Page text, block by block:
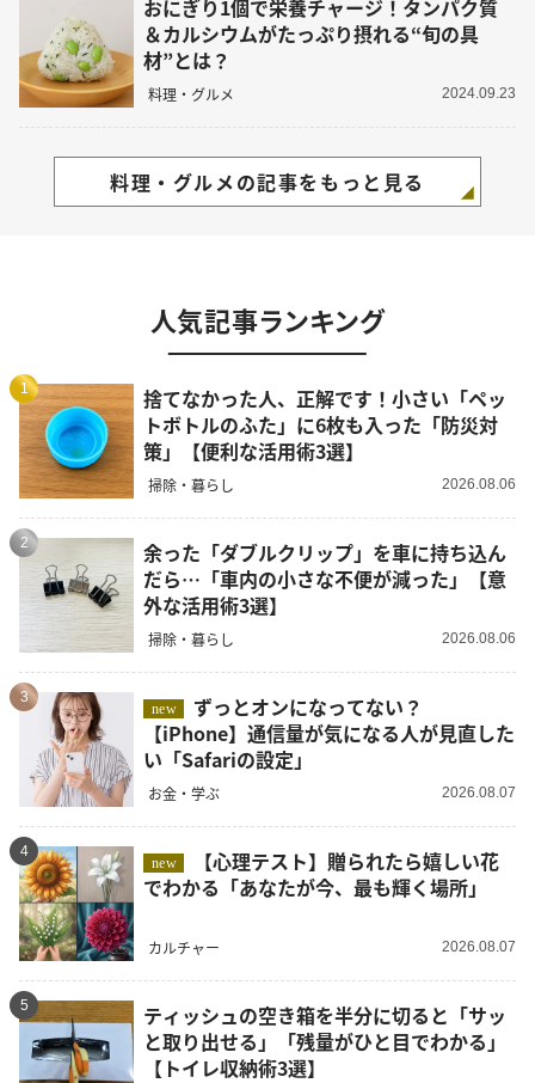
おにぎり1個で栄養チャージ！タンパク質
＆カルシウムがたっぷり摂れる“旬の具
材”とは？
料理・グルメ 2024.09.23
料理・グルメの記事をもっと見る
人気記事ランキング
1
捨てなかった人、正解です！小さい「ペッ
トボトルのふた」に6枚も入った「防災対
策」【便利な活用術3選】
掃除・暮らし 2026.08.06
2
余った「ダブルクリップ」を車に持ち込ん
だら…「車内の小さな不便が減った」【意
外な活用術3選】
掃除・暮らし 2026.08.06
3
new
【iPhone】通信量が気になる人が見直した
い「Safariの設定」
お金・学ぶ 2026.08.07
4
new
でわかる「あなたが今、最も輝く場所」
カルチャー 2026.08.07
5
ティッシュの空き箱を半分に切ると「サッ
と取り出せる」「残量がひと目でわかる」
【トイレ収納術3選】